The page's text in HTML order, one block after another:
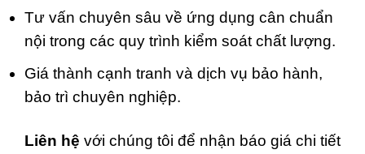
Tư vấn chuyên sâu về ứng dụng cân chuẩn
nội trong các quy trình kiểm soát chất lượng.
Giá thành cạnh tranh và dịch vụ bảo hành,
bảo trì chuyên nghiệp.
Liên hệ với chúng tôi để nhận báo giá chi tiết